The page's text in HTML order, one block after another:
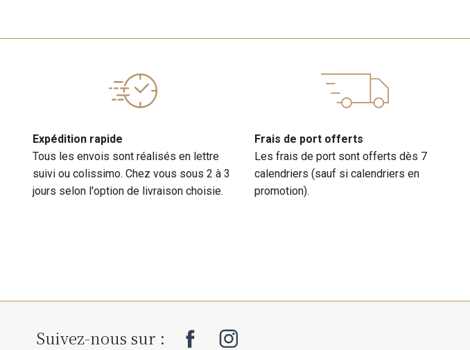
Expédition rapide
Tous les envois sont réalisés en lettre
suivi ou colissimo. Chez vous sous 2 à 3
jours selon l'option de livraison choisie.
Frais de port offerts
Les frais de port sont offerts dès 7
calendriers (sauf si calendriers en
promotion).
Suivez-nous sur :